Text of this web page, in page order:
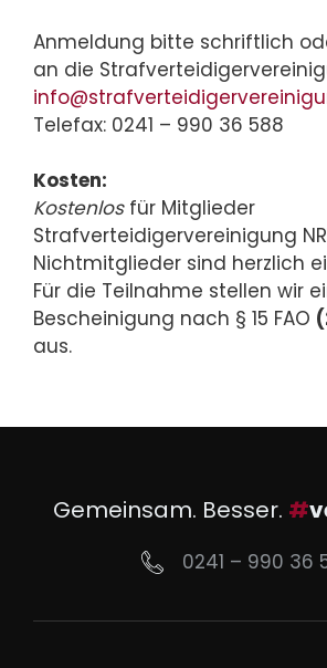
Anmeldung bitte schriftlich
an die
Telefax: 0241 – 990 36 588
Kosten:
Kostenlosfür Mitglieder
Strafverteidigervereinigung
Nichtmitglieder sind herzlich
Für die Teilnahme stellen wir
Bescheinigung nach § 15 FAO
aus.
Gemeinsam. Besser. #
0241 – 990 36